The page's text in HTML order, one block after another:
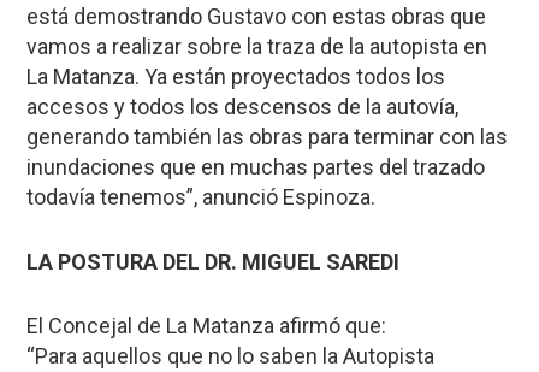
está demostrando Gustavo con estas obras que
vamos a realizar sobre la traza de la autopista en
La Matanza. Ya están proyectados todos los
accesos y todos los descensos de la autovía,
generando también las obras para terminar con las
inundaciones que en muchas partes del trazado
todavía tenemos”, anunció Espinoza.
LA POSTURA DEL DR. MIGUEL SAREDI
El Concejal de La Matanza afirmó que:
“Para aquellos que no lo saben la Autopista